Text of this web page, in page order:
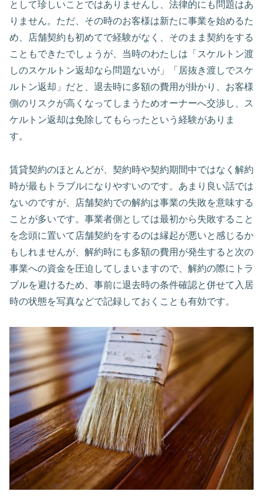
として珍しいことではありませんし、法律的にも問題はあ
りません。ただ、その時のお客様は新たに事業を始めるた
め、店舗契約も初めてで経験がなく、そのまま契約をする
こともできたでしょうが、当時のわたしは「スケルトン渡
しのスケルトン返却なら問題ないが」「居抜き渡しでスケ
ルトン返却」だと、退去時に多額の費用が掛かり、お客様
側のリスクが高くなってしまうためオーナーへ交渉し、ス
ケルトン返却は免除してもらったという経験がありま
す。
賃貸契約のほとんどが、契約時や契約期間中ではなく解約
時が最もトラブルになりやすいのです。あまり良い話では
ないのですが、店舗契約での解約は事業の失敗を意味する
ことが多いです。事業者側としては最初から失敗すること
を念頭に置いて店舗契約をするのは縁起が悪いと感じるか
もしれませんが、解約時にも多額の費用が発生すると次の
事業への資金を圧迫してしまいますので、解約の際にトラ
ブルを避けるため、事前に退去時の条件確認と併せて入居
時の状態を写真などで記録しておくことも有効です。